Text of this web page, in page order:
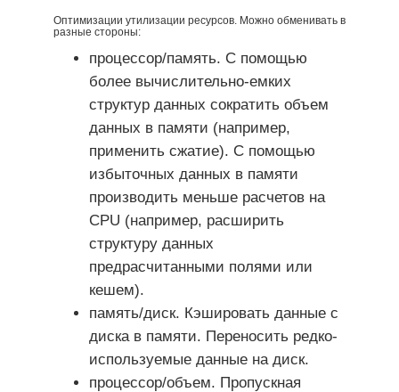
Оптимизации утилизации ресурсов. Можно обменивать в
разные стороны:
процессор/память. С помощью
более вычислительно-емких
структур данных сократить объем
данных в памяти (например,
применить сжатие). С помощью
избыточных данных в памяти
производить меньше расчетов на
CPU (например, расширить
структуру данных
предрасчитанными полями или
кешем).
память/диск. Кэшировать данные с
диска в памяти. Переносить редко-
используемые данные на диск.
процессор/объем. Пропускная